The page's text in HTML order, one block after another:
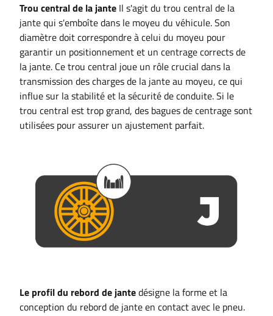
Trou central de la jante Il s'agit du trou central de la
jante qui s'emboîte dans le moyeu du véhicule. Son
diamètre doit correspondre à celui du moyeu pour
garantir un positionnement et un centrage corrects de
la jante. Ce trou central joue un rôle crucial dans la
transmission des charges de la jante au moyeu, ce qui
influe sur la stabilité et la sécurité de conduite. Si le
trou central est trop grand, des bagues de centrage sont
utilisées pour assurer un ajustement parfait.
Le profil du rebord de jantedésigne la forme et la
conception du rebord de jante en contact avec le pneu.